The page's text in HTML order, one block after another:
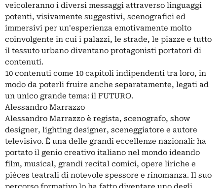
veicoleranno i diversi messaggi attraverso linguaggi
potenti, visivamente suggestivi, scenografici ed
immersivi per un'esperienza emotivamente molto
coinvolgente in cui i palazzi, le strade, le piazze e tutto
il tessuto urbano diventano protagonisti portatori di
contenuti.
10 contenuti come 10 capitoli indipendenti tra loro, in
modo da poterli fruire anche separatamente, legati ad
un unico grande tema: il FUTURO.
Alessandro Marrazzo
Alessandro Marrazzo è regista, scenografo, show
designer, lighting designer, sceneggiatore e autore
televisivo. È una delle grandi eccellenze nazionali: ha
portato il genio creativo italiano nel mondo ideando
film, musical, grandi recital comici, opere liriche e
pièces teatrali di notevole spessore e rinomanza. Il suo